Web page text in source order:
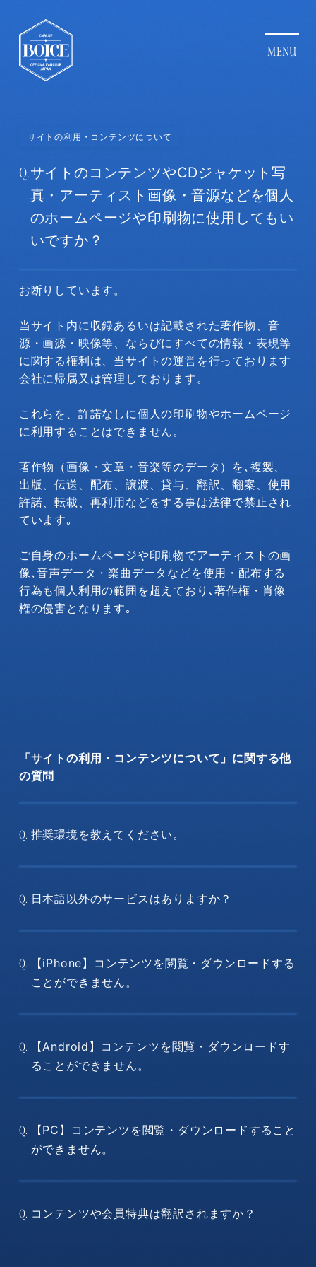
サイトの利用・コンテンツについて
Q.サイトのコンテンツやCDジャケット写
真・アーティスト画像・音源などを個人
のホームページや印刷物に使用してもい
いですか？
お断りしています。
当サイト内に収録あるいは記載された著作物、音
源・画源・映像等、ならびにすべての情報・表現等
に関する権利は、当サイトの運営を行っております
会社に帰属又は管理しております。
これらを、許諾なしに個人の印刷物やホームページ
に利用することはできません。
著作物（画像・文章・音楽等のデータ）を､複製、
出版、伝送、配布、譲渡、貸与、翻訳、翻案、使用
許諾、転載、再利用などをする事は法律で禁止され
ています｡
ご自身のホームページや印刷物でアーティストの画
像､音声データ・楽曲データなどを使用・配布する
行為も個人利用の範囲を超えており､著作権・肖像
権の侵害となります｡
「サイトの利用・コンテンツについて」に関する他
の質問
Q. 推奨環境を教えてください。
Q. 日本語以外のサービスはありますか？
Q.
【iPhone】コンテンツを閲覧・ダウンロードする
ことができません。
Q.
【Android】コンテンツを閲覧・ダウンロードす
ることができません。
Q.
【PC】コンテンツを閲覧・ダウンロードすること
ができません。
Q. コンテンツや会員特典は翻訳されますか？